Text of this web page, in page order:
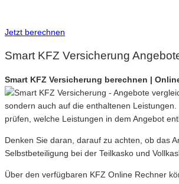
Jetzt berechnen
Smart KFZ Versicherung
Smart KFZ Versicherung berechnen |
sondern auch auf die enthaltenen
prüfen, welche Leistungen in dem Angebot
Denken Sie daran, darauf zu achten, ob das
Selbstbeteiligung bei der Teilkasko und
Über den verfügbaren KFZ Online Rechner